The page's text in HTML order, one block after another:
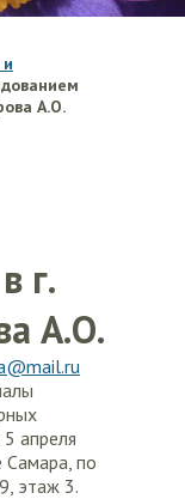
А.О.
г.
А.О.
апреля
Самара, по
этаж 3.